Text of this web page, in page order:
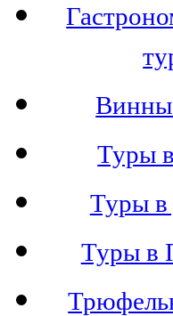
Туры
Туры
Туры в